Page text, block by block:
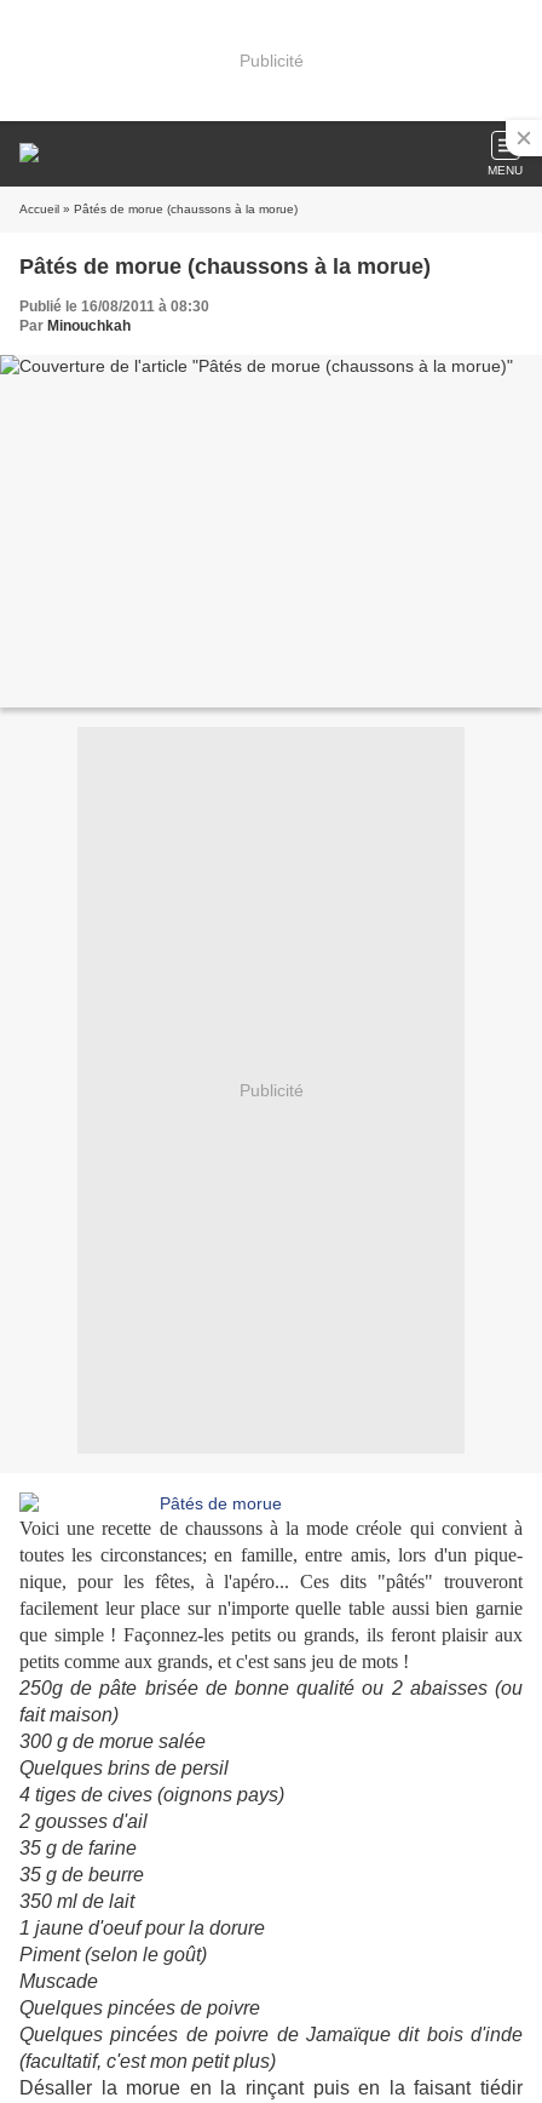
Publicité
MENU
Accueil » Pâtés de morue (chaussons à la morue)
Pâtés de morue (chaussons à la morue)
Publié le 16/08/2011 à 08:30
Par Minouchkah
Publicité
Voici une recette de chaussons à la mode créole qui convient à
toutes les circonstances; en famille, entre amis, lors d'un pique-
nique, pour les fêtes, à l'apéro... Ces dits "pâtés" trouveront
facilement leur place sur n'importe quelle table aussi bien garnie
que simple ! Façonnez-les petits ou grands, ils feront plaisir aux
petits comme aux grands, et c'est sans jeu de mots !
250g de pâte brisée de bonne qualité ou 2 abaisses (ou
fait maison)
300 g de morue salée
Quelques brins de persil
4 tiges de cives (oignons pays)
2 gousses d'ail
35 g de farine
35 g de beurre
350 ml de lait
1 jaune d'oeuf pour la dorure
Piment (selon le goût)
Muscade
Quelques pincées de poivre
Quelques pincées de poivre de Jamaïque dit bois d'inde
(facultatif, c'est mon petit plus)
Désaller la morue en la rinçant puis en la faisant tiédir